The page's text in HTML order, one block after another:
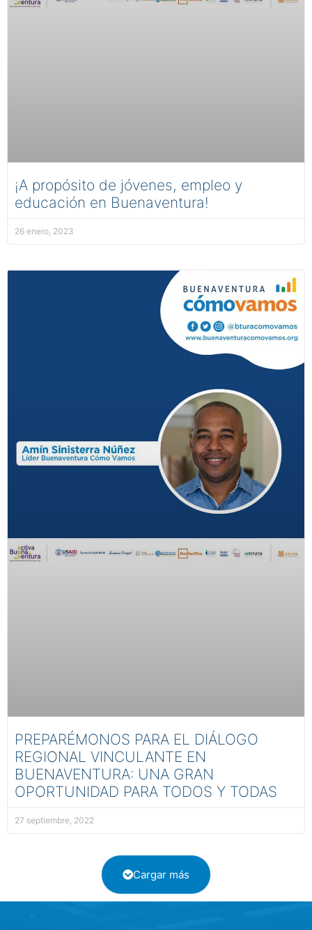
¡A propósito de jóvenes, empleo y
educación en Buenaventura!
26 enero, 2023
PREPARÉMONOS PARA EL DIÁLOGO
REGIONAL VINCULANTE EN
BUENAVENTURA: UNA GRAN
OPORTUNIDAD PARA TODOS Y TODAS
27 septiembre, 2022
Cargar más